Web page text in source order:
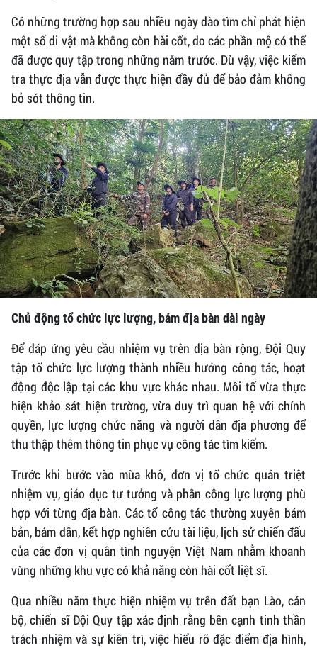
Có những trường hợp sau nhiều ngày đào tìm chỉ phát hiện
một số di vật mà không còn hài cốt, do các phần mộ có thể
đã được quy tập trong những năm trước. Dù vậy, việc kiểm
tra thực địa vẫn được thực hiện đầy đủ để bảo đảm không
bỏ sót thông tin.
Chủ động tổ chức lực lượng, bám địa bàn dài ngày
Để đáp ứng yêu cầu nhiệm vụ trên địa bàn rộng, Đội Quy
tập tổ chức lực lượng thành nhiều hướng công tác, hoạt
động độc lập tại các khu vực khác nhau. Mỗi tổ vừa thực
hiện khảo sát hiện trường, vừa duy trì quan hệ với chính
quyền, lực lượng chức năng và người dân địa phương để
thu thập thêm thông tin phục vụ công tác tìm kiếm.
Trước khi bước vào mùa khô, đơn vị tổ chức quán triệt
nhiệm vụ, giáo dục tư tưởng và phân công lực lượng phù
hợp với từng địa bàn. Các tổ công tác thường xuyên bám
bản, bám dân, kết hợp nghiên cứu tài liệu, lịch sử chiến đấu
của các đơn vị quân tình nguyện Việt Nam nhằm khoanh
vùng những khu vực có khả năng còn hài cốt liệt sĩ.
Qua nhiều năm thực hiện nhiệm vụ trên đất bạn Lào, cán
bộ, chiến sĩ Đội Quy tập xác định rằng bên cạnh tinh thần
trách nhiệm và sự kiên trì, việc hiểu rõ đặc điểm địa hình,